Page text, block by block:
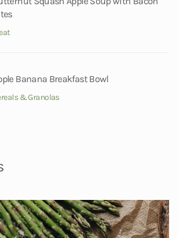
Banana Breakfast Bowl
& Granolas